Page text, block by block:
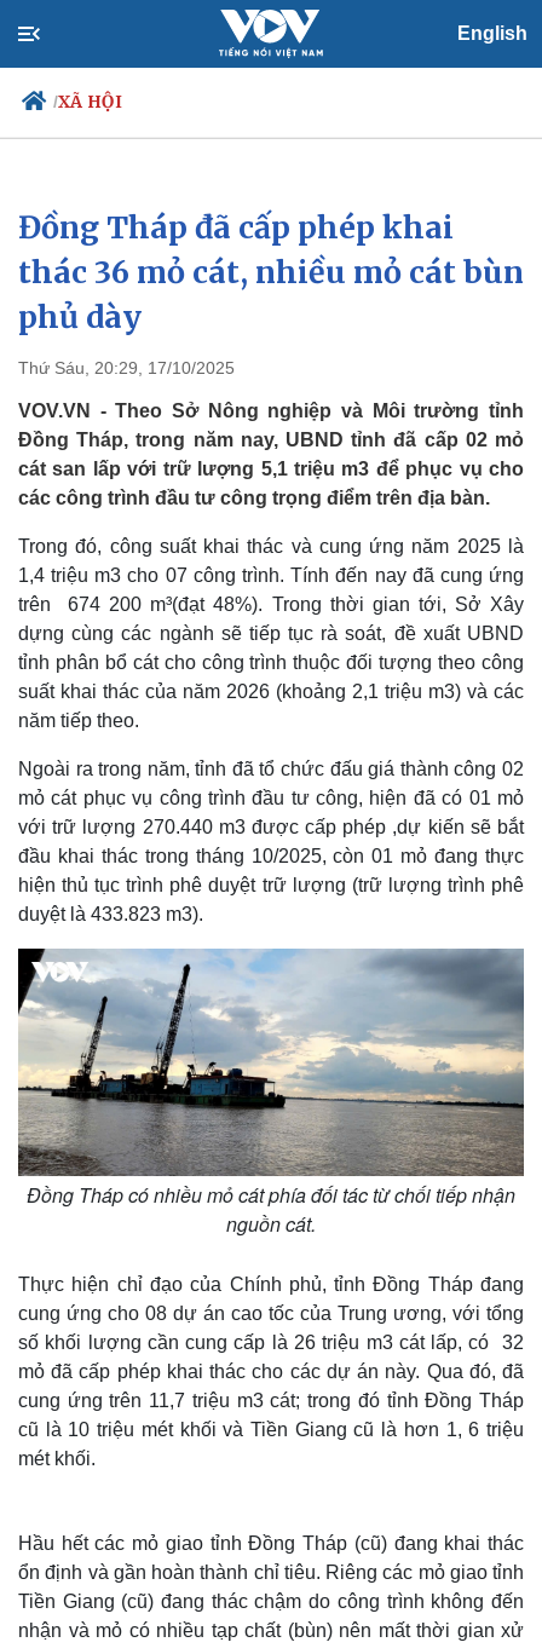
English
/XÃ HỘI
Chính trị
Đảng
Tổ chức nhân sự
Quốc hội
Nhận diện sự thật
Xã hội
Tin 24h
Dự báo thời tiết
Đồng Tháp đã cấp phép khai
thác 36 mỏ cát, nhiều mỏ cát bùn
phủ dày
Thứ Sáu, 20:29, 17/10/2025
VOV.VN - Theo Sở Nông nghiệp và Môi trường tỉnh
Đồng Tháp, trong năm nay, UBND tỉnh đã cấp 02 mỏ
cát san lấp với trữ lượng 5,1 triệu m3 để phục vụ cho
các công trình đầu tư công trọng điểm trên địa bàn.
Trong đó, công suất khai thác và cung ứng năm 2025 là
1,4 triệu m3 cho 07 công trình. Tính đến nay đã cung ứng
trên 674 200 m³(đạt 48%). Trong thời gian tới, Sở Xây
dựng cùng các ngành sẽ tiếp tục rà soát, đề xuất UBND
tỉnh phân bổ cát cho công trình thuộc đối tượng theo công
suất khai thác của năm 2026 (khoảng 2,1 triệu m3) và các
năm tiếp theo.
Ngoài ra trong năm, tỉnh đã tổ chức đấu giá thành công 02
mỏ cát phục vụ công trình đầu tư công, hiện đã có 01 mỏ
với trữ lượng 270.440 m3 được cấp phép ,dự kiến sẽ bắt
đầu khai thác trong tháng 10/2025, còn 01 mỏ đang thực
hiện thủ tục trình phê duyệt trữ lượng (trữ lượng trình phê
duyệt là 433.823 m3).
Đồng Tháp có nhiều mỏ cát phía đối tác từ chối tiếp nhận
nguồn cát.
Thực hiện chỉ đạo của Chính phủ, tỉnh Đồng Tháp đang
cung ứng cho 08 dự án cao tốc của Trung ương, với tổng
số khối lượng cần cung cấp là 26 triệu m3 cát lấp, có 32
mỏ đã cấp phép khai thác cho các dự án này. Qua đó, đã
cung ứng trên 11,7 triệu m3 cát; trong đó tỉnh Đồng Tháp
cũ là 10 triệu mét khối và Tiền Giang cũ là hơn 1, 6 triệu
mét khối.
Hầu hết các mỏ giao tỉnh Đồng Tháp (cũ) đang khai thác
ổn định và gần hoàn thành chỉ tiêu. Riêng các mỏ giao tỉnh
Tiền Giang (cũ) đang thác chậm do công trình không đến
nhận và mỏ có nhiều tạp chất (bùn) nên mất thời gian xử